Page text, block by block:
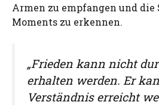
Armen zu empfangen und die
Moments zu erkennen.
„Frieden kann nicht
erhalten werden. Er
Verständnis erreicht